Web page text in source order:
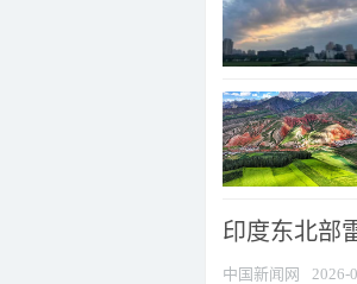
印度东北部
中国新闻网 2026-